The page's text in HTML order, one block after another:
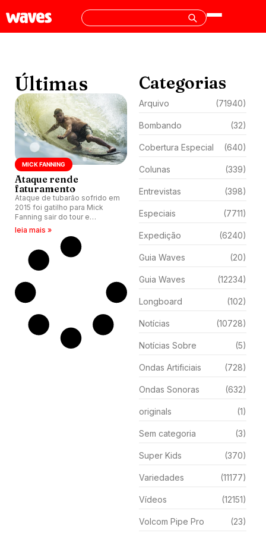
Últimas
MICK FANNING
Ataque rende
faturamento
Ataque de tubarão sofrido em
2015 foi gatilho para Mick
Fanning sair do tour e
embarcar na vida dos
negócios e viajar mais com
leia mais »
Categorias
Arquivo (71940)
Bombando (32)
Cobertura Especial (640)
Colunas (339)
Entrevistas (398)
Especiais (7711)
Expedição (6240)
Guia Waves (20)
Guia Waves (12234)
Longboard (102)
Notícias (10728)
Notícias Sobre (5)
Ondas Artificiais (728)
Ondas Sonoras (632)
originals (1)
Sem categoria (3)
Super Kids (370)
Variedades (11177)
Vídeos (12151)
Volcom Pipe Pro (23)